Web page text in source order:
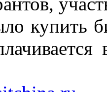
купить